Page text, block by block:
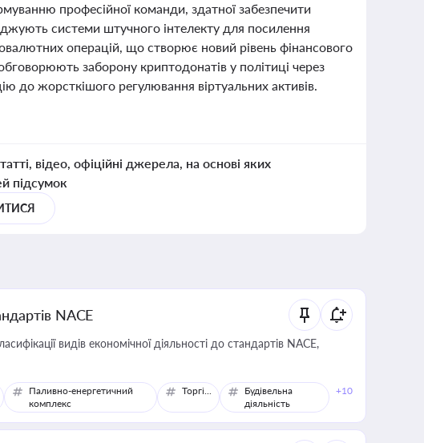
професійної команди, здатної забезпечити
системи штучного інтелекту для посилення
операцій, що створює новий рівень фінансового
заборону криптодонатів у політиці через
до жорсткішого регулювання віртуальних активів.
відео, офіційні джерела, на основі яких
підсумок
NACE
видів економічної діяльності до стандартів NACE,
Паливно-енергетичний
комплекс
Торгівля
Будівельна
діяльність
+10